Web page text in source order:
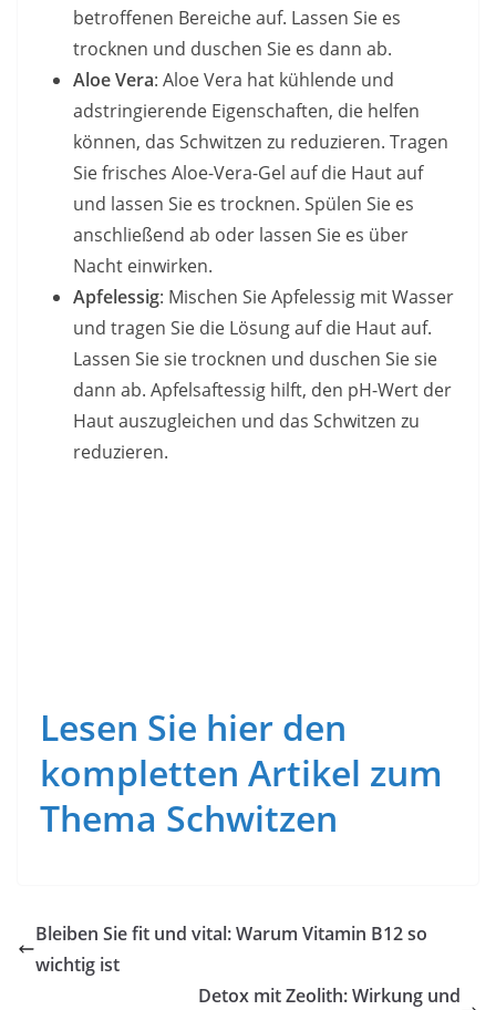
betroffenen Bereiche auf. Lassen Sie es
trocknen und duschen Sie es dann ab.
Aloe Vera: Aloe Vera hat kühlende und
adstringierende Eigenschaften, die helfen
können, das Schwitzen zu reduzieren. Tragen
Sie frisches Aloe-Vera-Gel auf die Haut auf
und lassen Sie es trocknen. Spülen Sie es
anschließend ab oder lassen Sie es über
Nacht einwirken.
Apfelessig: Mischen Sie Apfelessig mit Wasser
und tragen Sie die Lösung auf die Haut auf.
Lassen Sie sie trocknen und duschen Sie sie
dann ab. Apfelsaftessig hilft, den pH-Wert der
Haut auszugleichen und das Schwitzen zu
reduzieren.
Lesen Sie hier den
kompletten Artikel zum
Thema Schwitzen
Bleiben Sie fit und vital: Warum Vitamin B12 so
wichtig ist
Detox mit Zeolith: Wirkung und